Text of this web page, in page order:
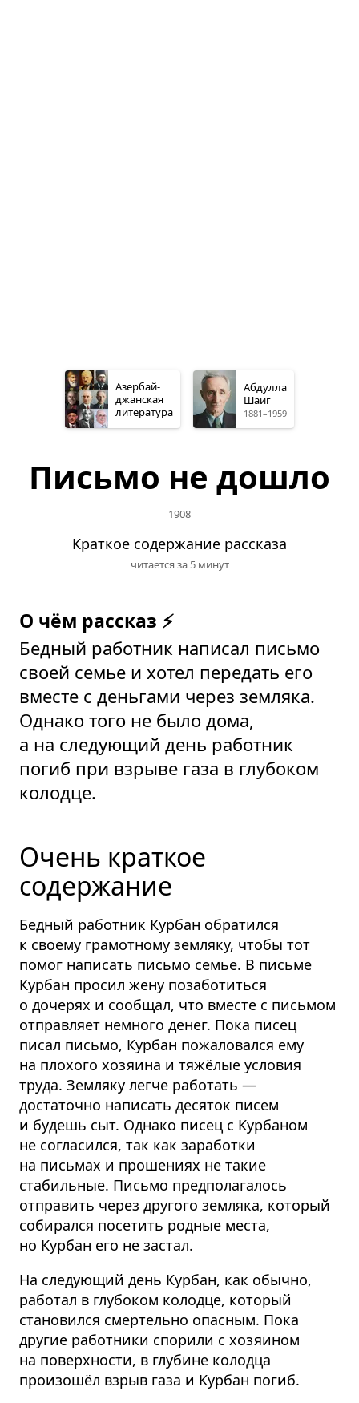
Азербай­
джанская
литература
Абдулла
Шаиг
1881–1959
Письмо не дошло
1908
Краткое содержание рассказа
читается за 5 минут
О чём рассказ ⚡
Бедный работник написал письмо
своей семье и хотел передать его
вместе с деньгами через земляка.
Однако того не было дома,
а на следующий день работник
погиб при взрыве газа в глубоком
колодце.
Очень краткое
содержание
Бедный работник Курбан обратился
к своему грамотному земляку, чтобы тот
помог написать письмо семье. В письме
Курбан просил жену позаботиться
о дочерях и сообщал, что вместе с письмом
отправляет немного денег. Пока писец
писал письмо, Курбан пожаловался ему
на плохого хозяина и тяжёлые условия
труда. Земляку легче работать —
достаточно написать десяток писем
и будешь сыт. Однако писец с Курбаном
не согласился, так как заработки
на письмах и прошениях не такие
стабильные. Письмо предполагалось
отправить через другого земляка, который
собирался посетить родные места,
но Курбан его не застал.
На следующий день Курбан, как обычно,
работал в глубоком колодце, который
становился смертельно опасным. Пока
другие работники спорили с хозяином
на поверхности, в глубине колодца
произошёл взрыв газа и Курбан погиб.